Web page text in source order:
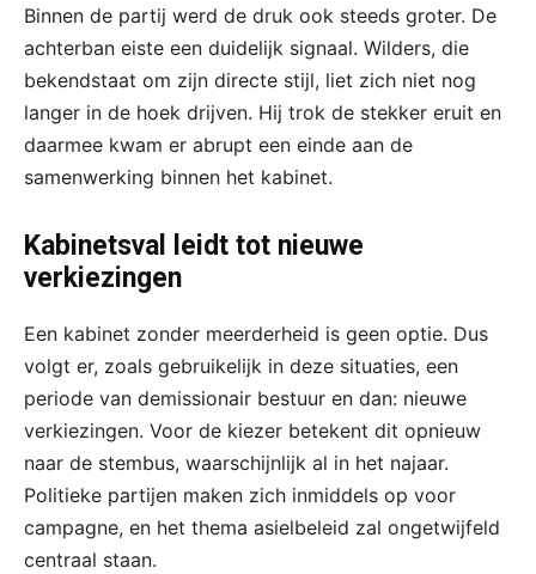
Binnen de partij werd de druk ook steeds groter. De
achterban eiste een duidelijk signaal. Wilders, die
bekendstaat om zijn directe stijl, liet zich niet nog
langer in de hoek drijven. Hij trok de stekker eruit en
daarmee kwam er abrupt een einde aan de
samenwerking binnen het kabinet.
Kabinetsval leidt tot nieuwe
verkiezingen
Een kabinet zonder meerderheid is geen optie. Dus
volgt er, zoals gebruikelijk in deze situaties, een
periode van demissionair bestuur en dan: nieuwe
verkiezingen. Voor de kiezer betekent dit opnieuw
naar de stembus, waarschijnlijk al in het najaar.
Politieke partijen maken zich inmiddels op voor
campagne, en het thema asielbeleid zal ongetwijfeld
centraal staan.